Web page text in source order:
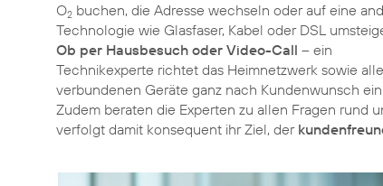
O2 buchen, die Adresse wechseln oder auf eine
Technologie wie Glasfaser, Kabel oder DSL
Ob per Hausbesuch oder Video-Call – ein
Technikexperte richtet das Heimnetzwerk sowie alle
verbundenen Geräte ganz nach Kundenwunsch
Zudem beraten die Experten zu allen Fragen rund
verfolgt damit konsequent ihr Ziel, der